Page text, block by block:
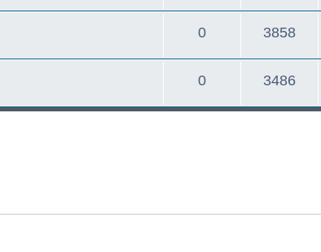
覆
看
0回
覆
3858觀
看
0回
覆
3486觀
看